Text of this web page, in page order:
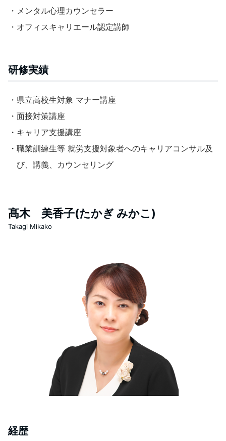
・メンタル心理カウンセラー
・オフィスキャリエール認定講師
研修実績
・県立高校生対象 マナー講座
・面接対策講座
・キャリア支援講座
・職業訓練生等 就労支援対象者へのキャリアコンサル及
び、講義、カウンセリング
髙木 美香子(たかぎ みかこ)
Takagi Mikako
経歴